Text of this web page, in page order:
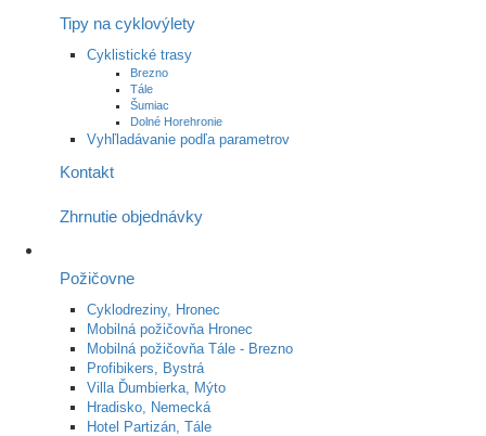
Tipy na cyklovýlety
Cyklistické trasy
Brezno
Tále
Šumiac
Dolné Horehronie
Vyhľladávanie podľa parametrov
Kontakt
Zhrnutie objednávky
Požičovne
Cyklodreziny, Hronec
Mobilná požičovňa Hronec
Mobilná požičovňa Tále - Brezno
Profibikers, Bystrá
Villa Ďumbierka, Mýto
Hradisko, Nemecká
Hotel Partizán, Tále